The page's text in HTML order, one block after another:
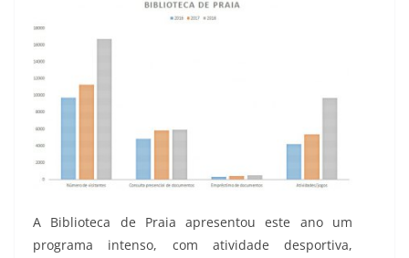
A Biblioteca de Praia apresentou este ano um
programa intenso, com atividade desportiva,